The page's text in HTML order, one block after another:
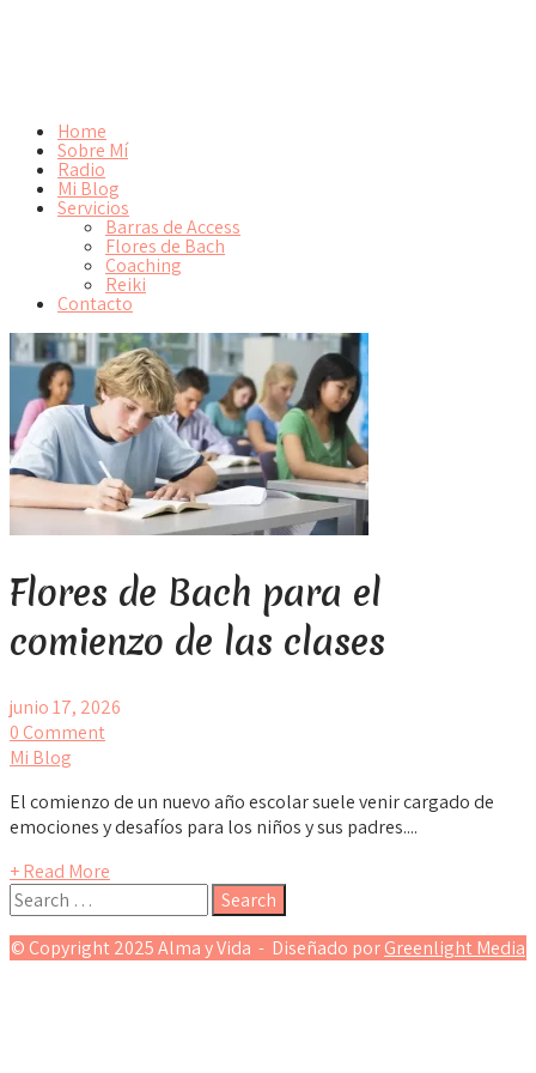
Home
Sobre Mí
Radio
Mi Blog
Servicios
Barras de Access
Flores de Bach
Coaching
Reiki
Contacto
Flores de Bach para el
comienzo de las clases
junio 17, 2026
0 Comment
Mi Blog
El comienzo de un nuevo año escolar suele venir cargado de
emociones y desafíos para los niños y sus padres....
+ Read More
© Copyright 2025 Alma y Vida - Diseñado porGreenlight Media